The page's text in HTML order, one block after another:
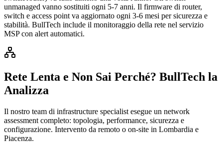
unmanaged vanno sostituiti ogni 5-7 anni. Il firmware di router,
switch e access point va aggiornato ogni 3-6 mesi per sicurezza e
stabilità. BullTech include il monitoraggio della rete nel servizio
MSP con alert automatici.
Rete Lenta e Non Sai Perché? BullTech la
Analizza
Il nostro team di infrastructure specialist esegue un network
assessment completo: topologia, performance, sicurezza e
configurazione. Intervento da remoto o on-site in Lombardia e
Piacenza.